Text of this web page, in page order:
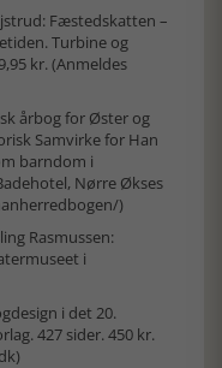
Fæstedskatten –
Turbine og
kr. (Anmeldes
årbog for Øster og
Samvirke for Han
barndom i
Nørre Økses
)
Rasmussen:
i
i det 20.
427 sider. 450 kr.